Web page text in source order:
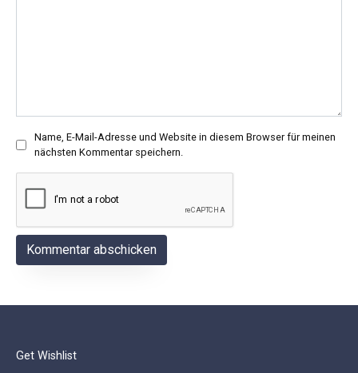
Name, E-Mail-Adresse und Website in diesem Browser für meinen
nächsten Kommentar speichern.
Get Wishlist